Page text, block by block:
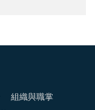
組織與職掌